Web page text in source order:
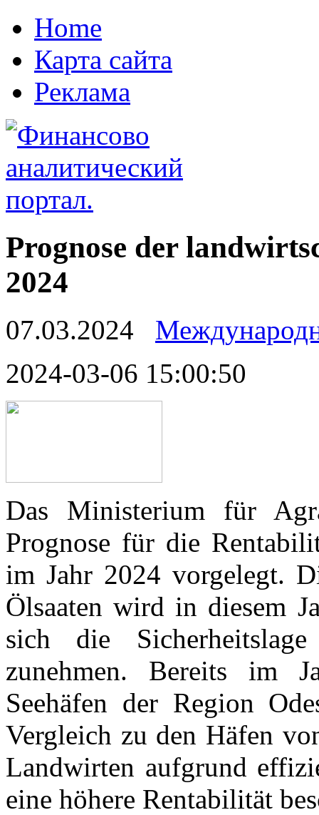
Home
Карта сайта
Реклама
Prognose der
2024
07.03.2024
2024-03-06 15:00:50
Das Ministerium für
Prognose für die
im Jahr 2024 vorgelegt.
Ölsaaten wird in diesem
sich die
zunehmen. Bereits im
Seehäfen der Region
Vergleich zu den Häfen
Landwirten aufgrund
eine höhere Rentabilität